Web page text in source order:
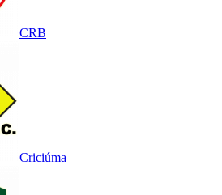
CRB
Criciúma